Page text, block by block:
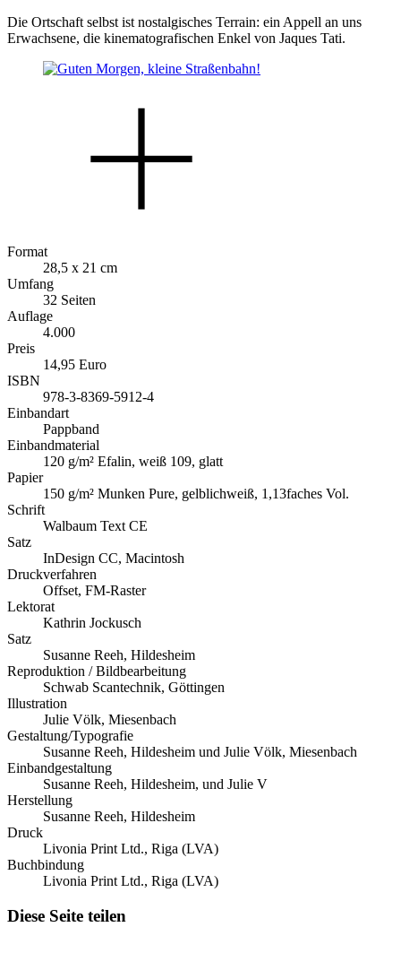
Die Ortschaft selbst ist nostalgisches Terrain: ein Appell an uns
Erwachsene, die kinematografischen Enkel von Jaques Tati.
Format
28,5 x 21 cm
Umfang
32 Seiten
Auflage
4.000
Preis
14,95 Euro
ISBN
978-3-8369-5912-4
Einbandart
Pappband
Einbandmaterial
120 g/m² Efalin, weiß 109, glatt
Papier
150 g/m² Munken Pure, gelblichweiß, 1,13faches Vol.
Schrift
Walbaum Text CE
Satz
InDesign CC, Macintosh
Druckverfahren
Offset, FM-Raster
Lektorat
Kathrin Jockusch
Satz
Susanne Reeh, Hildesheim
Reproduktion / Bildbearbeitung
Schwab Scantechnik, Göttingen
Illustration
Julie Völk, Miesenbach
Gestaltung/Typografie
Susanne Reeh, Hildesheim und Julie Völk, Miesenbach
Einbandgestaltung
Susanne Reeh, Hildesheim, und Julie V
Herstellung
Susanne Reeh, Hildesheim
Druck
Livonia Print Ltd., Riga (LVA)
Buchbindung
Livonia Print Ltd., Riga (LVA)
Diese Seite teilen